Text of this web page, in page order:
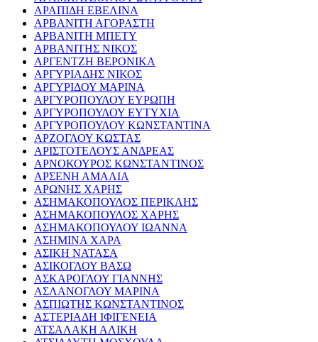
ΑΡΑΠΙΔΗ ΕΒΕΛΙΝΑ
ΑΡΒΑΝΙΤΗ ΑΓΟΡΑΣΤΗ
ΑΡΒΑΝΙΤΗ ΜΠΕΤΥ
ΑΡΒΑΝΙΤΗΣ ΝΙΚΟΣ
ΑΡΓΕΝΤΖΗ ΒΕΡΟΝΙΚΑ
ΑΡΓΥΡΙΑΔΗΣ ΝΙΚΟΣ
ΑΡΓΥΡΙΔΟΥ ΜΑΡΙΝΑ
ΑΡΓΥΡΟΠΟΥΛΟΥ ΕΥΡΩΠΗ
ΑΡΓΥΡΟΠΟΥΛΟΥ ΕΥΤΥΧΙΑ
ΑΡΓΥΡΟΠΟΥΛΟΥ ΚΩΝΣΤΑΝΤΙΝΑ
ΑΡΖΟΓΛΟΥ ΚΩΣΤΑΣ
ΑΡΙΣΤΟΤΕΛΟΥΣ ΑΝΔΡΕΑΣ
ΑΡΝΟΚΟΥΡΟΣ ΚΩΝΣΤΑΝΤΙΝΟΣ
ΑΡΣΕΝΗ ΑΜΑΛΙΑ
ΑΡΩΝΗΣ ΧΑΡΗΣ
ΑΣΗΜΑΚΟΠΟΥΛΟΣ ΠΕΡΙΚΛΗΣ
ΑΣΗΜΑΚΟΠΟΥΛΟΣ ΧΑΡΗΣ
ΑΣΗΜΑΚΟΠΟΥΛΟΥ ΙΩΑΝΝΑ
ΑΣΗΜΙΝΑ ΧΑΡΑ
ΑΣΙΚΗ ΝΑΤΑΣΑ
ΑΣΙΚΟΓΛΟΥ ΒΑΣΩ
ΑΣΚΑΡΟΓΛΟΥ ΓΙΑΝΝΗΣ
ΑΣΛΑΝΟΓΛΟΥ ΜΑΡΙΝΑ
ΑΣΠΙΩΤΗΣ ΚΩΝΣΤΑΝΤΙΝΟΣ
ΑΣΤΕΡΙΑΔΗ ΙΦΙΓΕΝΕΙΑ
ΑΤΣΑΛΑΚΗ ΑΛΙΚΗ